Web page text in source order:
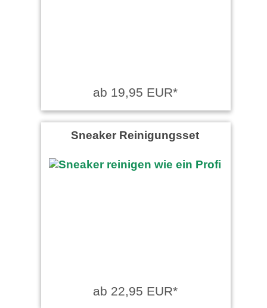
ab 19,95 EUR*
Sneaker Reinigungsset
ab 22,95 EUR*